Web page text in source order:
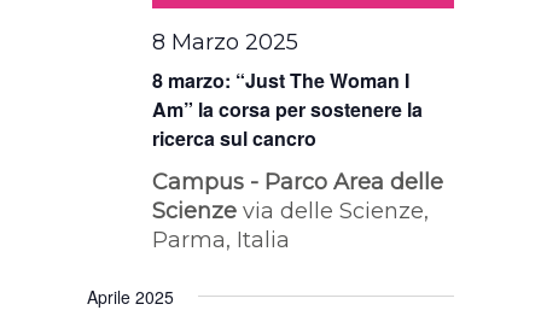
8 marzo: “Just The Woman I
Am” la corsa per sostenere la
ricerca sul cancro
8 Marzo 2025
Campus - Parco Area delle
Scienzevia delle Scienze,
Parma, Italia
Aprile 2025